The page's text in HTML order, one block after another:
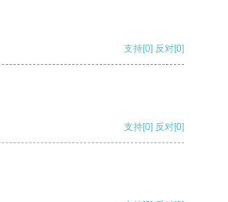
支持[0] 反对[0]
支持[0] 反对[0]